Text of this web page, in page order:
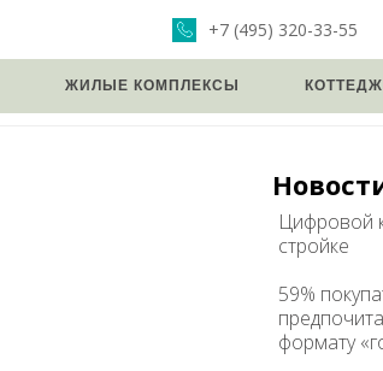
+7 (495) 320-33-55
ЖИЛЫЕ КОМПЛЕКСЫ
Цифровой
стройке
59%
формату